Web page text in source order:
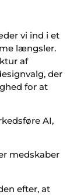
vi ind i et
længsler.
af
der
for at
AI,
medskaber
efter, at